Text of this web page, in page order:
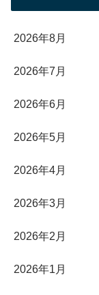
2026年8月
2026年7月
2026年6月
2026年5月
2026年4月
2026年3月
2026年2月
2026年1月